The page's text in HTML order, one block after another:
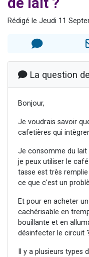
Rédigé le Jeudi 11
La question
Bonjour,
Je voudrais savoir
cafetières qui
Je consomme du lait
je peux utiliser le
tasse est très
ce que c'est un
Et pour en acheter
cachérisable en
bouillante et en
désinfecter le circuit ?
Il y a plusieurs types